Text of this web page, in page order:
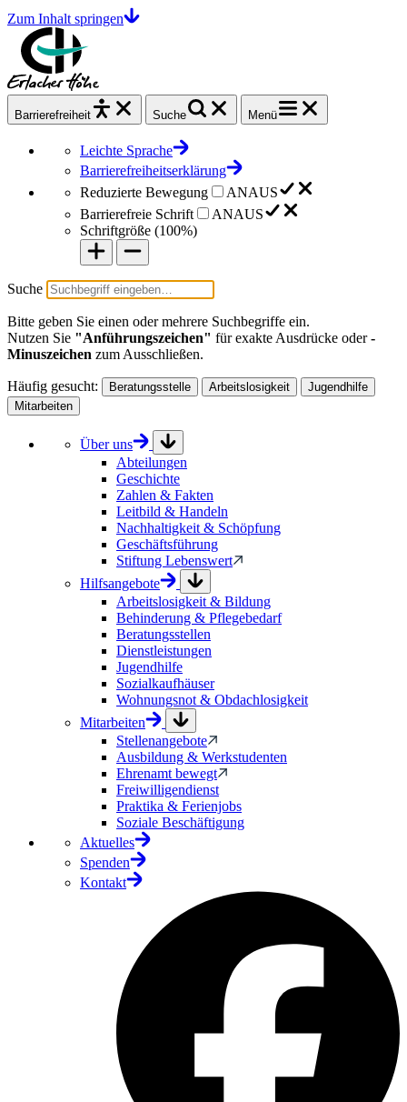
Zum Inhalt springen
Barrierefrei heit Suche Menü
Leichte Sprache
Barrierefreiheitserklärung
Reduzierte Bewegung
ANAUS
Barrierefreie Schrift
ANAUS
Schriftgröße (100%)
Suche
Bitte geben Sie einen oder mehrere Suchbegriffe ein.
Nutzen Sie "Anführungszeichen" für exakte Ausdrücke oder-
Minuszeichen zum Ausschließen.
Häufig gesucht: Beratungsstelle Arbeitslosigkeit
Jugendhilfe
Mitarbeiten
Über uns
Abteilungen
Geschichte
Zahlen & Fakten
Leitbild & Handeln
Nachhaltigkeit & Schöpfung
Geschäftsführung
Stiftung Lebenswert
Hilfsangebote
Arbeitslosigkeit & Bildung
Behinderung & Pflegebedarf
Beratungsstellen
Dienstleistungen
Jugendhilfe
Sozialkaufhäuser
Wohnungsnot & Obdachlosigkeit
Mitarbeiten
Stellenangebote
Ausbildung & Werkstudenten
Ehrenamt bewegt
Freiwilligendienst
Praktika & Ferienjobs
Soziale Beschäftigung
Aktuelles
Spenden
Kontakt